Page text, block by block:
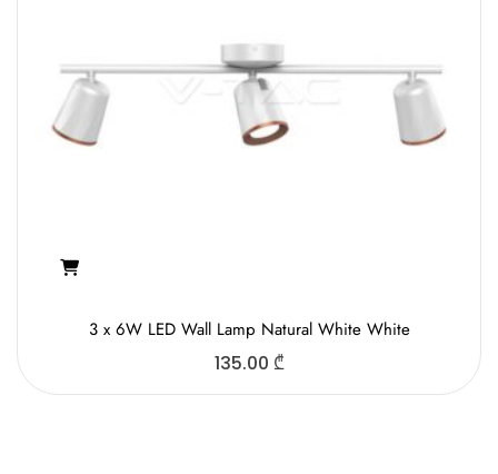
3 x 6W LED Wall Lamp Natural White White
135.00 ₾